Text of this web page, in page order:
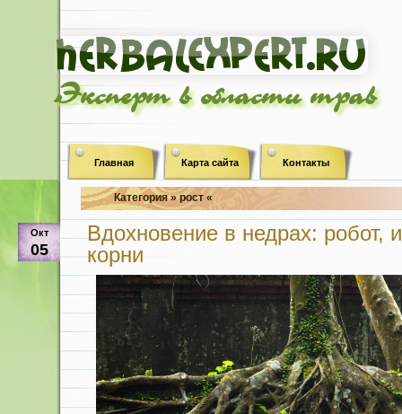
Эксперт в области трав
Главная Карта сайта Контакты
Категория » рост «
Окт
05
Вдохновение в недрах: робот,
корни